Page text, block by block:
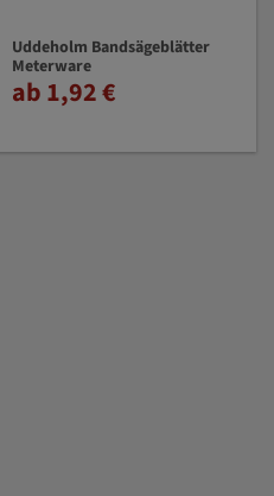
Uddeholm Bandsägeblätter
Meterware
ab 1,92 €